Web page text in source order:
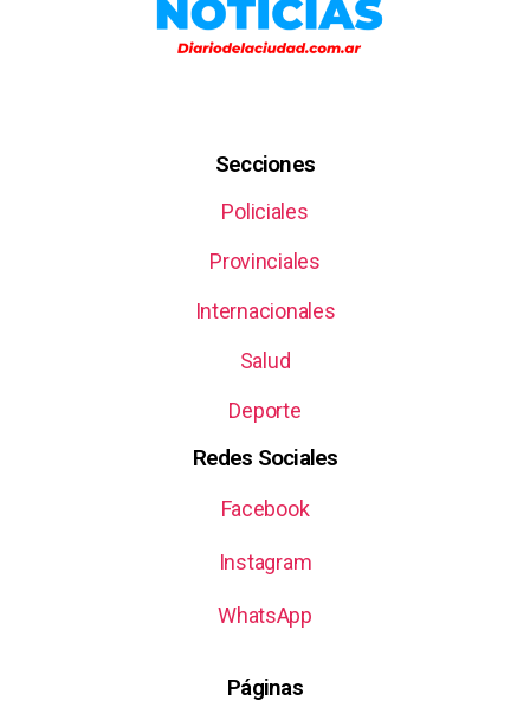
Secciones
Policiales
Provinciales
Internacionales
Salud
Deporte
Redes Sociales
Facebook
Instagram
WhatsApp
Páginas